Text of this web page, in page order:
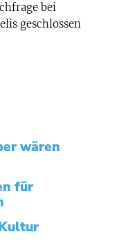
bei
geschlossen
wären
für